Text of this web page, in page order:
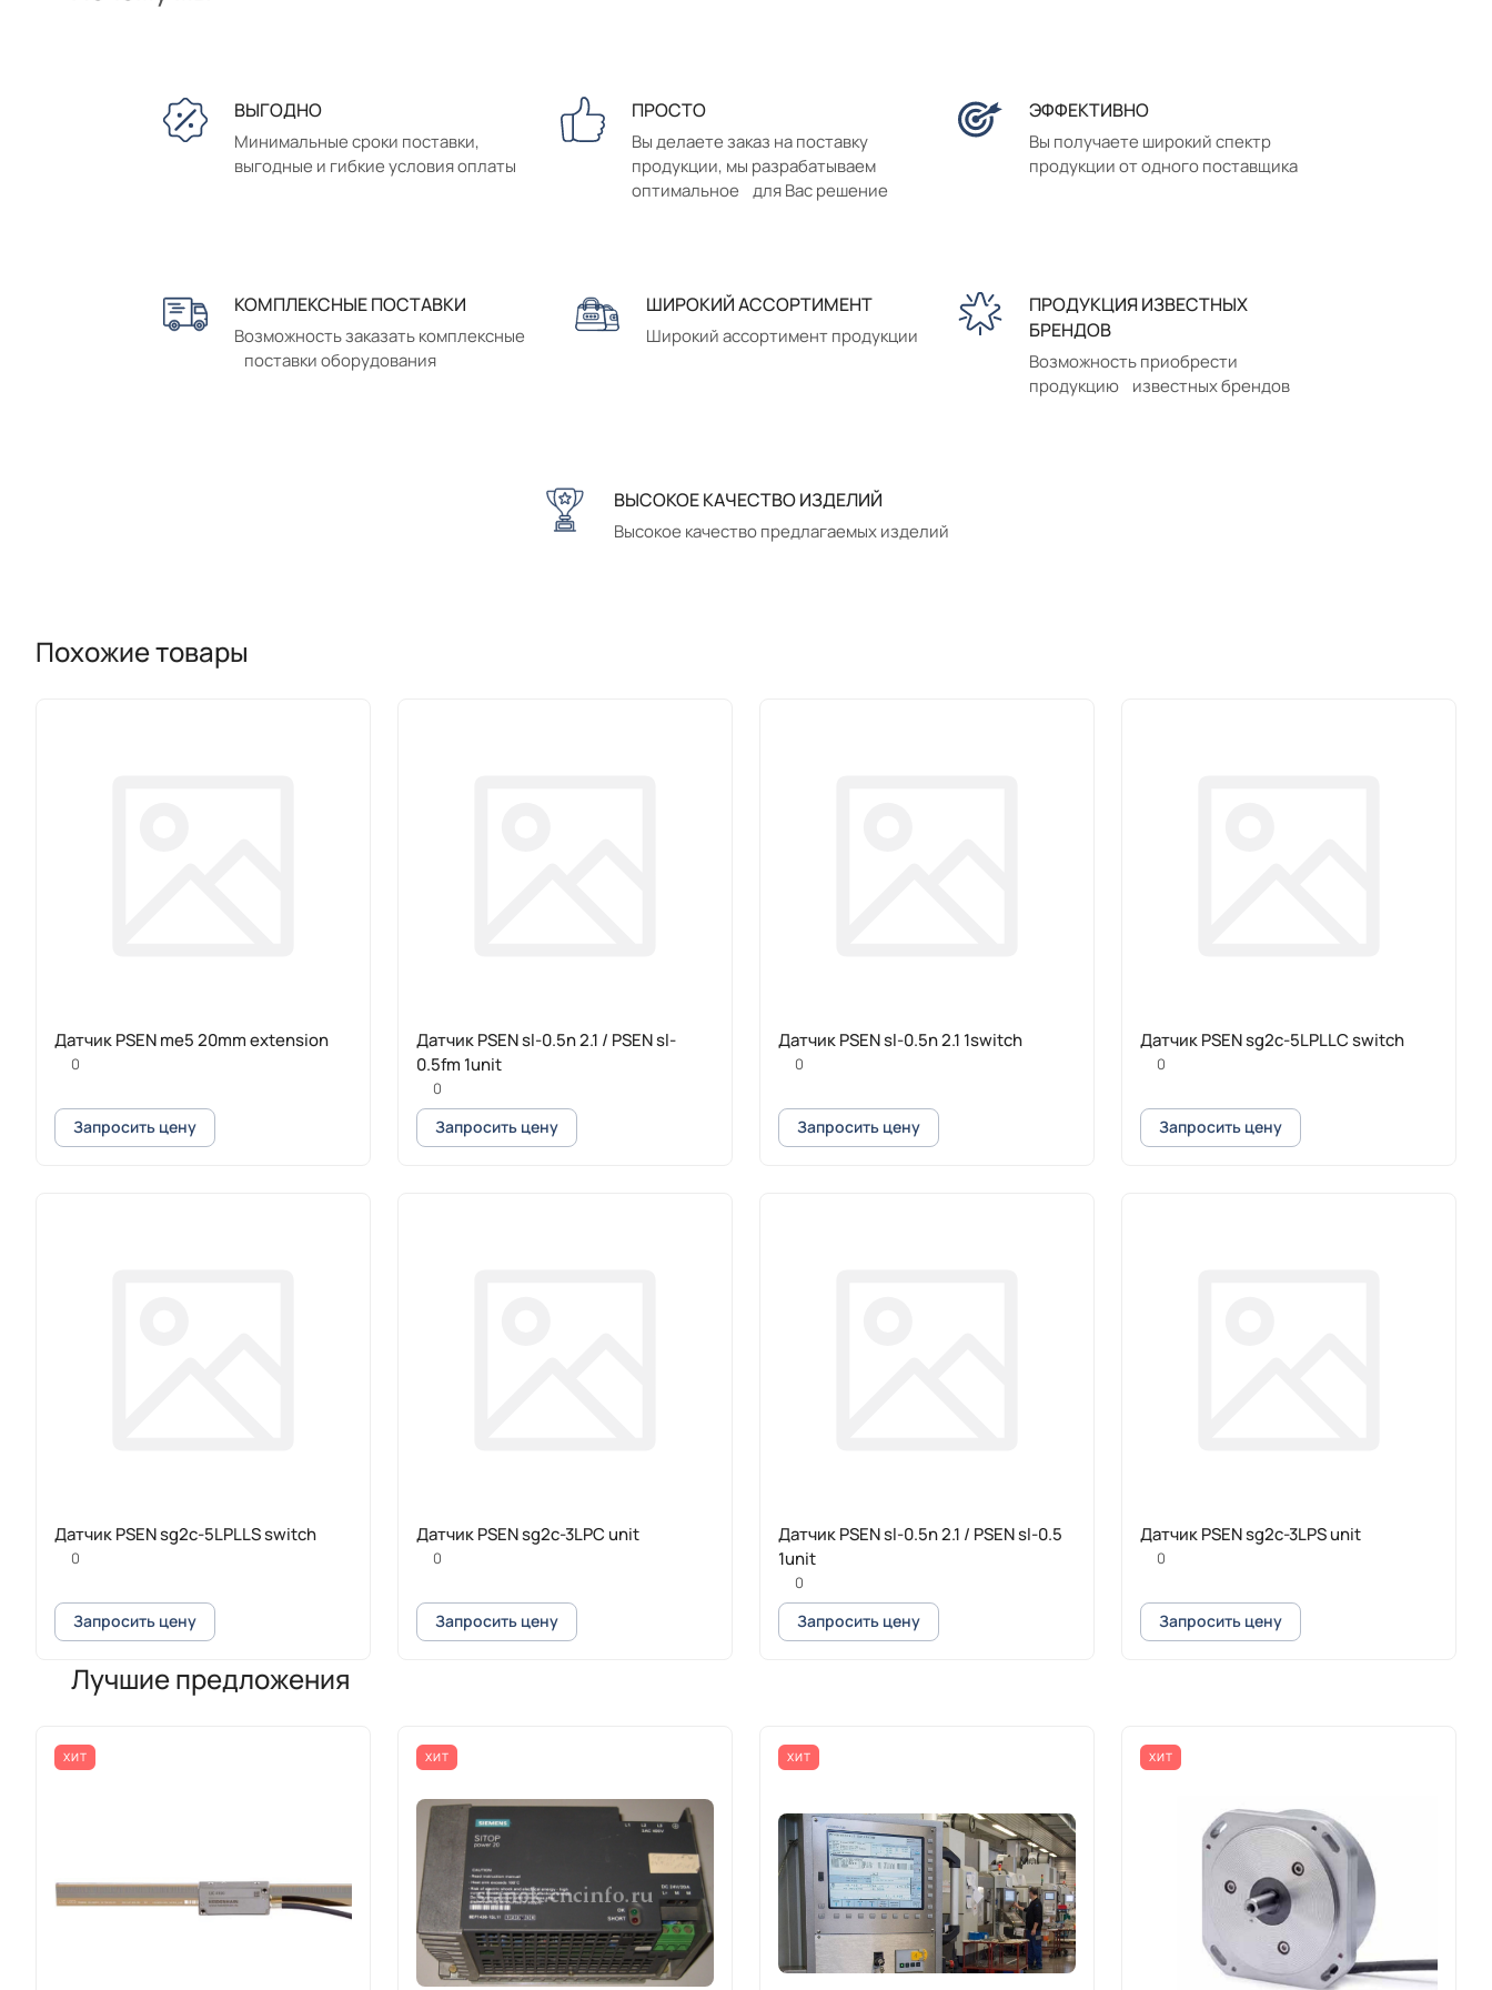
ВЫГОДНО
Минимальные сроки поставки,
выгодные и гибкие условия оплаты
ПРОСТО
Вы делаете заказ на поставку
продукции, мы разрабатываем
оптимальное для Вас решение
ЭФФЕКТИВНО
Вы получаете широкий спектр
продукции от одного поставщика
КОМПЛЕКСНЫЕ ПОСТАВКИ
Возможность заказать комплексные
поставки оборудования
ШИРОКИЙ АССОРТИМЕНТ
Широкий ассортимент продукции
ПРОДУКЦИЯ ИЗВЕСТНЫХ
БРЕНДОВ
Возможность приобрести
продукцию известных брендов
ВЫСОКОЕ КАЧЕСТВО ИЗДЕЛИЙ
Высокое качество предлагаемых изделий
Похожие товары
Датчик PSEN me5 20mm extension
0
Запросить цену
Датчик PSEN sl-0.5n 2.1 / PSEN sl-
0.5fm 1unit
0
Запросить цену
Датчик PSEN sl-0.5n 2.1 1switch
0
Запросить цену
Датчик PSEN sg2c-5LPLLC switch
0
Запросить цену
Датчик PSEN sg2c-5LPLLS switch
0
Запросить цену
Датчик PSEN sg2c-3LPC unit
0
Запросить цену
Датчик PSEN sl-0.5n 2.1 / PSEN sl-0.5
1unit
0
Запросить цену
Датчик PSEN sg2c-3LPS unit
0
Запросить цену
Лучшие предложения
ХИТ ХИТ ХИТ ХИТ